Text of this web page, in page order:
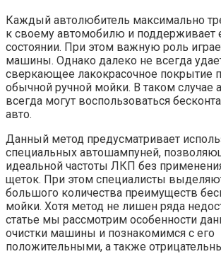
Каждый автолюбитель максимально
к своему автомобилю и поддерживает
состоянии. При этом важную роль
машины. Однако далеко не всегда
сверкающее лакокрасочное покрытие
обычной ручной мойки. В таком случае
всегда могут воспользоваться
авто.
Данный метод предусматривает
специальных автошампуней,
идеальной частоты ЛКП без
щеток. При этом специалисты
большого количества преимуществ
мойки. Хотя метод не лишен ряда
статье мы рассмотрим особенности
очистки машины и познакомимся с его
положительными, а также